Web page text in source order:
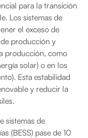
para la transición
Los sistemas de
el exceso de
producción y
producción, como
solar) o en los
Esta estabilidad
y reducir la
sistemas de
(BESS) pase de 10